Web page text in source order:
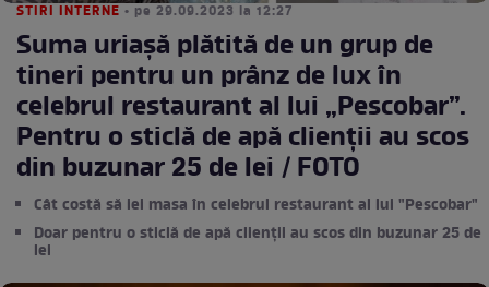
STIRI INTERNE • pe 29.09.2023 la 12:27
Suma uriașă plătită de un grup de
tineri pentru un prânz de lux în
celebrul restaurant al lui „Pescobar”.
Pentru o sticlă de apă clienții au scos
din buzunar 25 de lei / FOTO
Cât costă să iei masa în celebrul restaurant al lui "Pescobar"
Doar pentru o sticlă de apă clienții au scos din buzunar 25 de
lei